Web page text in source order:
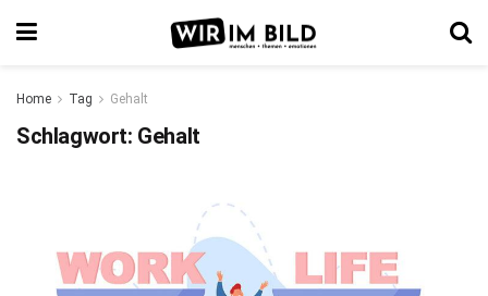
Home Tag Gehalt
Schlagwort: Gehalt